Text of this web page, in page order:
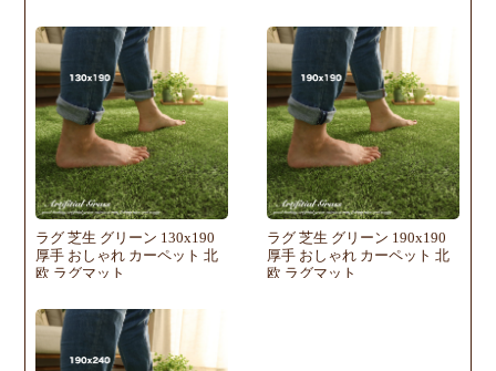
ラグ 芝生 グリーン 130x190
厚手 おしゃれ カーペット 北
欧 ラグマット
ラグ 芝生 グリーン 190x190
厚手 おしゃれ カーペット 北
欧 ラグマット